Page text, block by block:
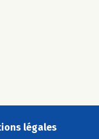
légales